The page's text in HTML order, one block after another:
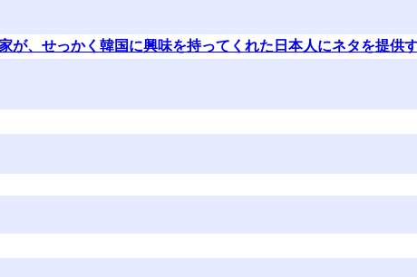
が、せっかく韓国に興味を持ってくれた日本人にネタを提供